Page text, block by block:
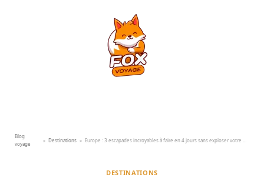
Blog
voyage
» Destinations »
DESTINATIONS